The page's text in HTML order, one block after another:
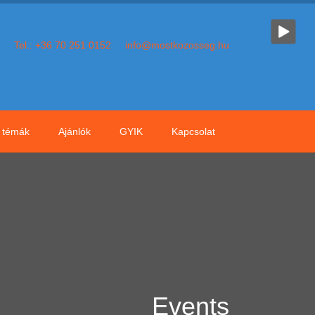
Tel.: +36 70 251 0152 info@mostkozosseg.hu
témák Ajánlók GYIK Kapcsolat
Events